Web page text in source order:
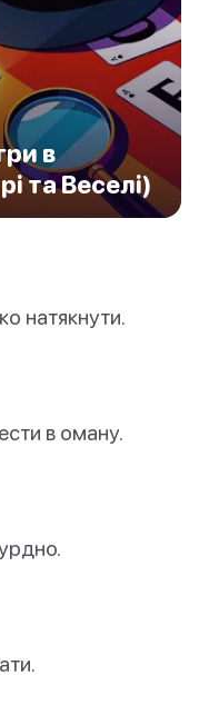
в
та Веселі)
натякнути.
в оману.